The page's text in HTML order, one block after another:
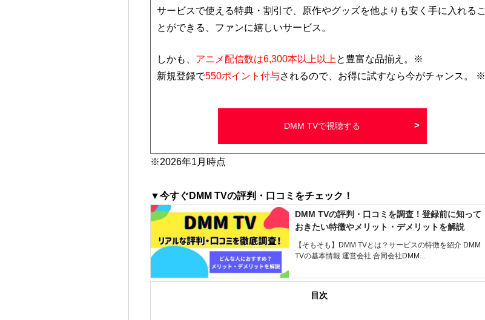
サービスで使える特典・割引で、原作やグッズを他よりも安く手に入れるこ
とができる、ファンに嬉しいサービス。
しかも、 アニメ配信数は6,300本以上 以上 と豊富な品揃え。
※
新規登録で550ポイント付与されるので、お得に試すなら今がチャンス。 ※
DMM TVで視聴する
※2026年1月時点
▼今すぐDMM TVの評判・口コミをチェック！
DMM TVの評判・口コミを調査！登録前に知って
おきたい特徴やメリット・デメリットを解説
【そもそも】DMM TVとは？サービスの特徴を紹介 DMM
TVの基本情報 運営会社 合同会社DMM...
目次